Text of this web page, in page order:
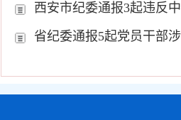
西安市纪委通报3起违反
省纪委通报5起党员干部